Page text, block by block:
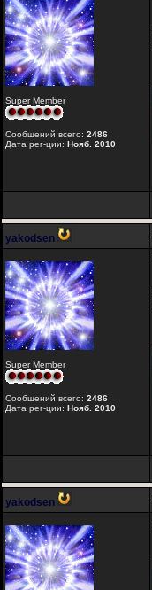
Super Member
Сообщений всего: 2486
Дата рег-ции: Нояб. 2010
yakodsen
Super Member
Сообщений всего: 2486
Дата рег-ции: Нояб. 2010
yakodsen